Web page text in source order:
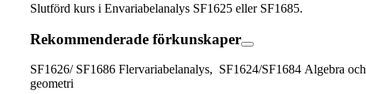
Slutförd kurs i Envariabelanalys SF1625 eller SF1685.
Rekommenderade förkunskaper
SF1626/ SF1686 Flervariabelanalys, SF1624/SF1684 Algebra och
geometri